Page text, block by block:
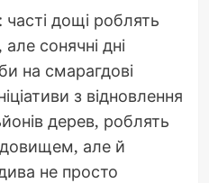
дощі роблять
сонячні дні
на смарагдові
з відновлення
дерев, роблять
але й
не просто